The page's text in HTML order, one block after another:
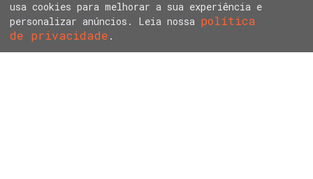
ARROZ DOCE SEM LEITE CONDENSADO E CREME DE
LEITE
usa cookies para melhorar a sua experiência e
personalizar anúncios. Leia nossa política
de privacidade .